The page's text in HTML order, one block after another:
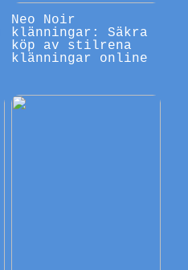
Neo Noir
klänningar: Säkra
köp av stilrena
klänningar online